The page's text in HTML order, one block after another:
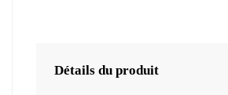
Détails du produit